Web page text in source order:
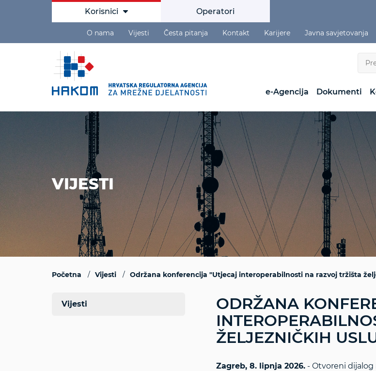
Korisnici Operatori
O nama Vijesti Česta pitanja Kontakt Karijere Javna savjetovanja
e-Agencija Dokumenti
VIJESTI
Početna Vijesti Održana konferencija "Utjecaj interoperabilnosti na razvoj tržišta
ODRŽANA
ŽELJEZNIČKIH
Zagreb, 8. lipnja 2026. - Otvoreni
Vijesti